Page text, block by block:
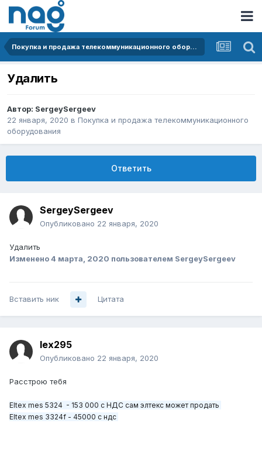
Покупка и продажа телекоммуникационного оборудования
Удалить
Автор: SergeySergeev
22 января, 2020 в Покупка и продажа телекоммуникационного
оборудования
Ответить
SergeySergeev
Опубликовано 22 января, 2020
Удалить
Изменено4 марта, 2020 пользователем SergeySergeev
Вставить ник Цитата
lex295
Опубликовано 22 января, 2020
Расстрою тебя
Eltex mes 5324 - 153 000 с НДС сам элтекс может продать
Eltex mes 3324f - 45000 с ндс